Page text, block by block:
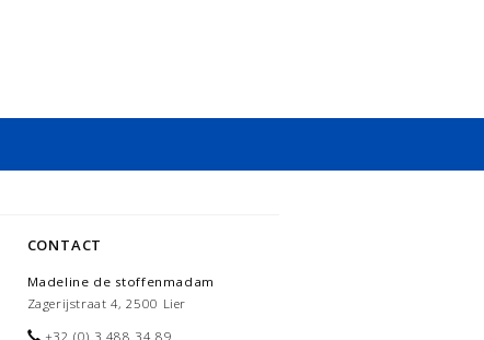
CONTACT
Madeline de stoffenmadam
Zagerijstraat 4, 2500 Lier
+32 (0) 3 488 34 89